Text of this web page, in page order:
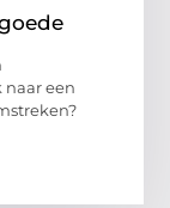
naar een